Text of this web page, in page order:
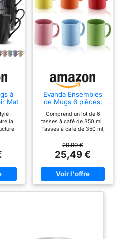
à
Mat
à
-
la
et
ton
&
Evanda Ensembles
de Mugs 6 pièces,
grandes tasses à
café de 350 ml pour
le café, le thé et les
boissons chaudes,
vaisselle (couleurs
mélangées)
Comprend un lot de 6
tasses à café de 350 ml :
Tasses à café de 350 ml,
céramique durable sans
plomb, la surface lisse et
la texture de la tasse à
café signifient que les
parois sont moins sujettes
aux taches de café et
29,99 €
25,49 €